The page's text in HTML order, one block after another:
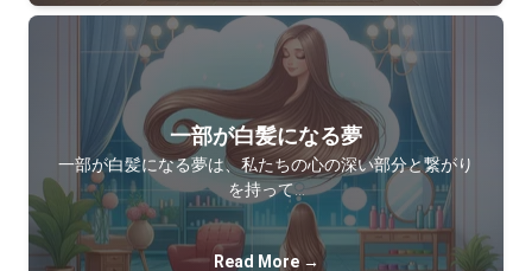
一部が白髪になる夢
一部が白髪になる夢は、私たちの心の深い部分と繋がり
を持って…
Read More →